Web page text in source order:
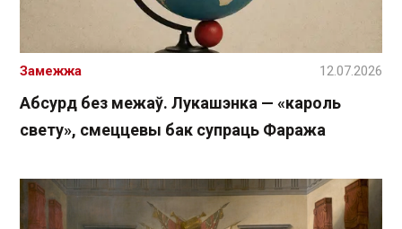
Абсурд без межаў. Лукашэнка — «кароль
свету», смеццевы бак супраць Фаража
Замежжа 12.07.2026